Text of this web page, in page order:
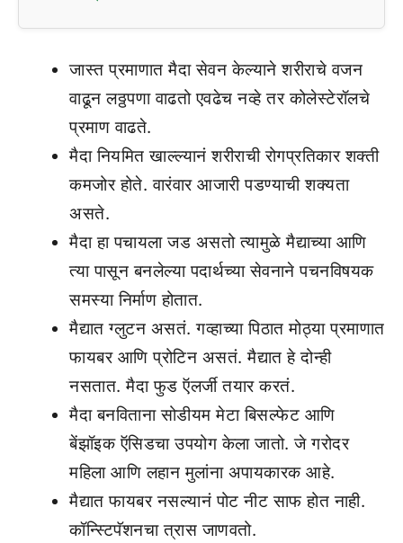
जास्त प्रमाणात मैदा सेवन केल्याने शरीराचे वजन
वाढून लठ्ठपणा वाढतो एवढेच नव्हे तर कोलेस्टेरॉलचे
प्रमाण वाढते.
मैदा नियमित खाल्ल्यानं शरीराची रोगप्रतिकार शक्ती
कमजोर होते. वारंवार आजारी पडण्याची शक्‍यता
असते.
मैदा हा पचायला जड असतो त्यामुळे मैद्याच्या आणि
त्या पासून बनलेल्या पदार्थच्या सेवनाने पचनविषयक
समस्या निर्माण होतात.
मैद्यात ग्लुटन असतं. गव्हाच्या पिठात मोठ्या प्रमाणात
फायबर आणि प्रोटिन असतं. मैद्यात हे दोन्ही
नसतात. मैदा फुड ऍलर्जी तयार करतं.
मैदा बनविताना सोडीयम मेटा बिसल्फेट आणि
बेंझॉइक ऍसिडचा उपयोग केला जातो. जे गरोदर
महिला आणि लहान मुलांना अपायकारक आहे.
मैद्यात फायबर नसल्यानं पोट नीट साफ होत नाही.
कॉन्स्टिपॅशनचा त्रास जाणवतो.